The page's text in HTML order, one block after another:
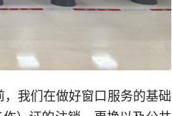
我们在做好窗口服务的基础